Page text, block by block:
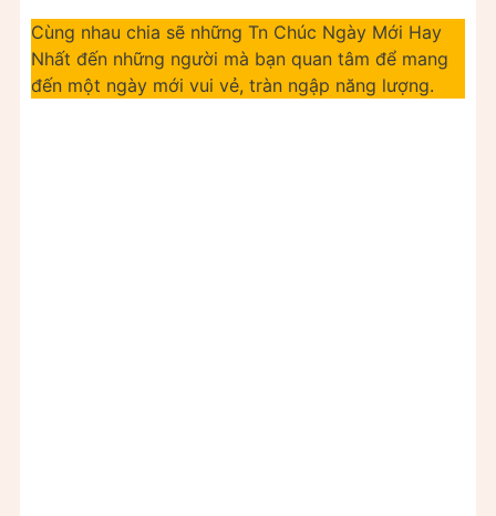
Cùng nhau chia sẽ những Tn Chúc Ngày Mới Hay
Nhất đến những người mà bạn quan tâm để mang
đến một ngày mới vui vẻ, tràn ngập năng lượng.